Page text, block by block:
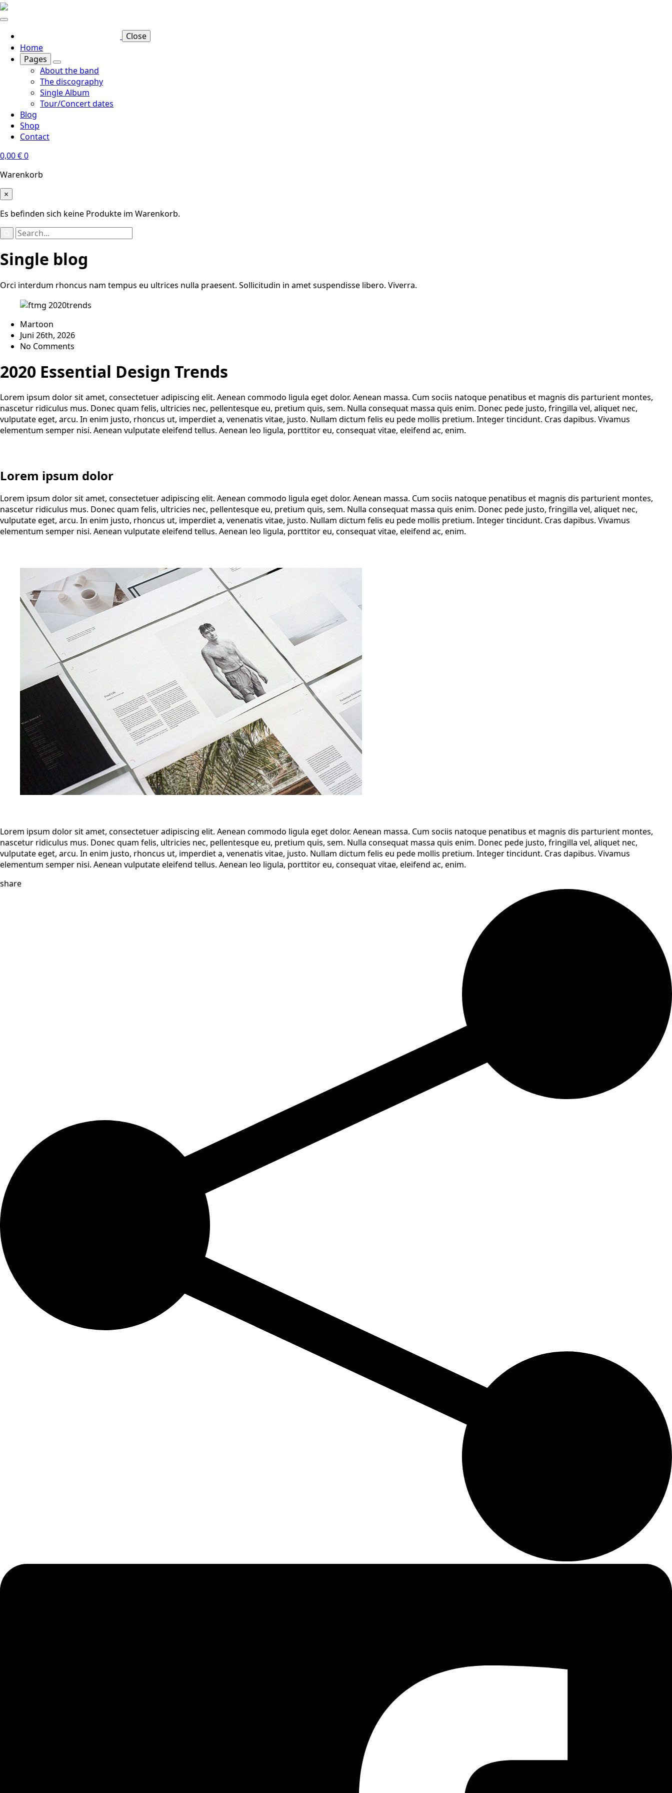
Skip
to
main
content
Close
Home
Pages
About the band
The discography
Single Album
Tour/Concert dates
Blog
Shop
Contact
0,00€0
Warenkorb
×
Es befinden sich keine Produkte im Warenkorb.
Search
Single blog
Orci interdum rhoncus nam tempus eu ultrices nulla praesent. Sollicitudin in amet suspendisse libero. Viverra.
Martoon
Juni 26th, 2026
No Comments
2020 Essential Design Trends
Lorem ipsum dolor sit amet, consectetuer adipiscing elit. Aenean commodo ligula eget dolor. Aenean massa. Cum sociis natoque penatibus et magnis dis parturient montes,
nascetur ridiculus mus. Donec quam felis, ultricies nec, pellentesque eu, pretium quis, sem. Nulla consequat massa quis enim. Donec pede justo, fringilla vel, aliquet nec,
vulputate eget, arcu. In enim justo, rhoncus ut, imperdiet a, venenatis vitae, justo. Nullam dictum felis eu pede mollis pretium. Integer tincidunt. Cras dapibus. Vivamus
elementum semper nisi. Aenean vulputate eleifend tellus. Aenean leo ligula, porttitor eu, consequat vitae, eleifend ac, enim.
Lorem ipsum dolor
Lorem ipsum dolor sit amet, consectetuer adipiscing elit. Aenean commodo ligula eget dolor. Aenean massa. Cum sociis natoque penatibus et magnis dis parturient montes,
nascetur ridiculus mus. Donec quam felis, ultricies nec, pellentesque eu, pretium quis, sem. Nulla consequat massa quis enim. Donec pede justo, fringilla vel, aliquet nec,
vulputate eget, arcu. In enim justo, rhoncus ut, imperdiet a, venenatis vitae, justo. Nullam dictum felis eu pede mollis pretium. Integer tincidunt. Cras dapibus. Vivamus
elementum semper nisi. Aenean vulputate eleifend tellus. Aenean leo ligula, porttitor eu, consequat vitae, eleifend ac, enim.
Lorem ipsum dolor sit amet, consectetuer adipiscing elit. Aenean commodo ligula eget dolor. Aenean massa. Cum sociis natoque penatibus et magnis dis parturient montes,
nascetur ridiculus mus. Donec quam felis, ultricies nec, pellentesque eu, pretium quis, sem. Nulla consequat massa quis enim. Donec pede justo, fringilla vel, aliquet nec,
vulputate eget, arcu. In enim justo, rhoncus ut, imperdiet a, venenatis vitae, justo. Nullam dictum felis eu pede mollis pretium. Integer tincidunt. Cras dapibus. Vivamus
elementum semper nisi. Aenean vulputate eleifend tellus. Aenean leo ligula, porttitor eu, consequat vitae, eleifend ac, enim.
share